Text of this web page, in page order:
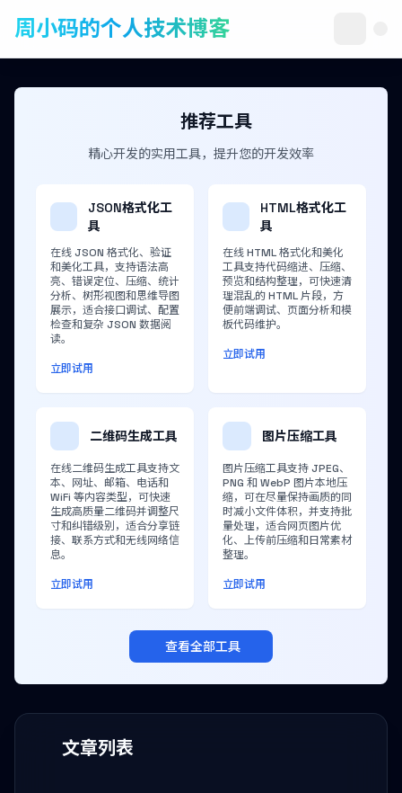
周小码的个人技术博客
文章列表
推荐工具
精心开发的实用工具，提升您的开发效率
JSON格式化工
具
在线 JSON 格式化、验证
和美化工具，支持语法高
亮、错误定位、压缩、统计
分析、树形视图和思维导图
展示，适合接口调试、配置
检查和复杂 JSON 数据阅
读。
立即试用
HTML格式化工
具
在线 HTML 格式化和美化
工具支持代码缩进、压缩、
预览和结构整理，可快速清
理混乱的 HTML 片段，方
便前端调试、页面分析和模
板代码维护。
立即试用
二维码生成工具
在线二维码生成工具支持文
本、网址、邮箱、电话和
WiFi 等内容类型，可快速
生成高质量二维码并调整尺
寸和纠错级别，适合分享链
接、联系方式和无线网络信
息。
立即试用
图片压缩工具
图片压缩工具支持 JPEG、
PNG 和 WebP 图片本地压
缩，可在尽量保持画质的同
时减小文件体积，并支持批
量处理，适合网页图片优
化、上传前压缩和日常素材
整理。
立即试用
查看全部工具